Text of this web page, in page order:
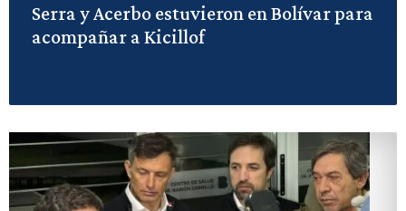
Serra y Acerbo estuvieron en Bolívar para
acompañar a Kicillof